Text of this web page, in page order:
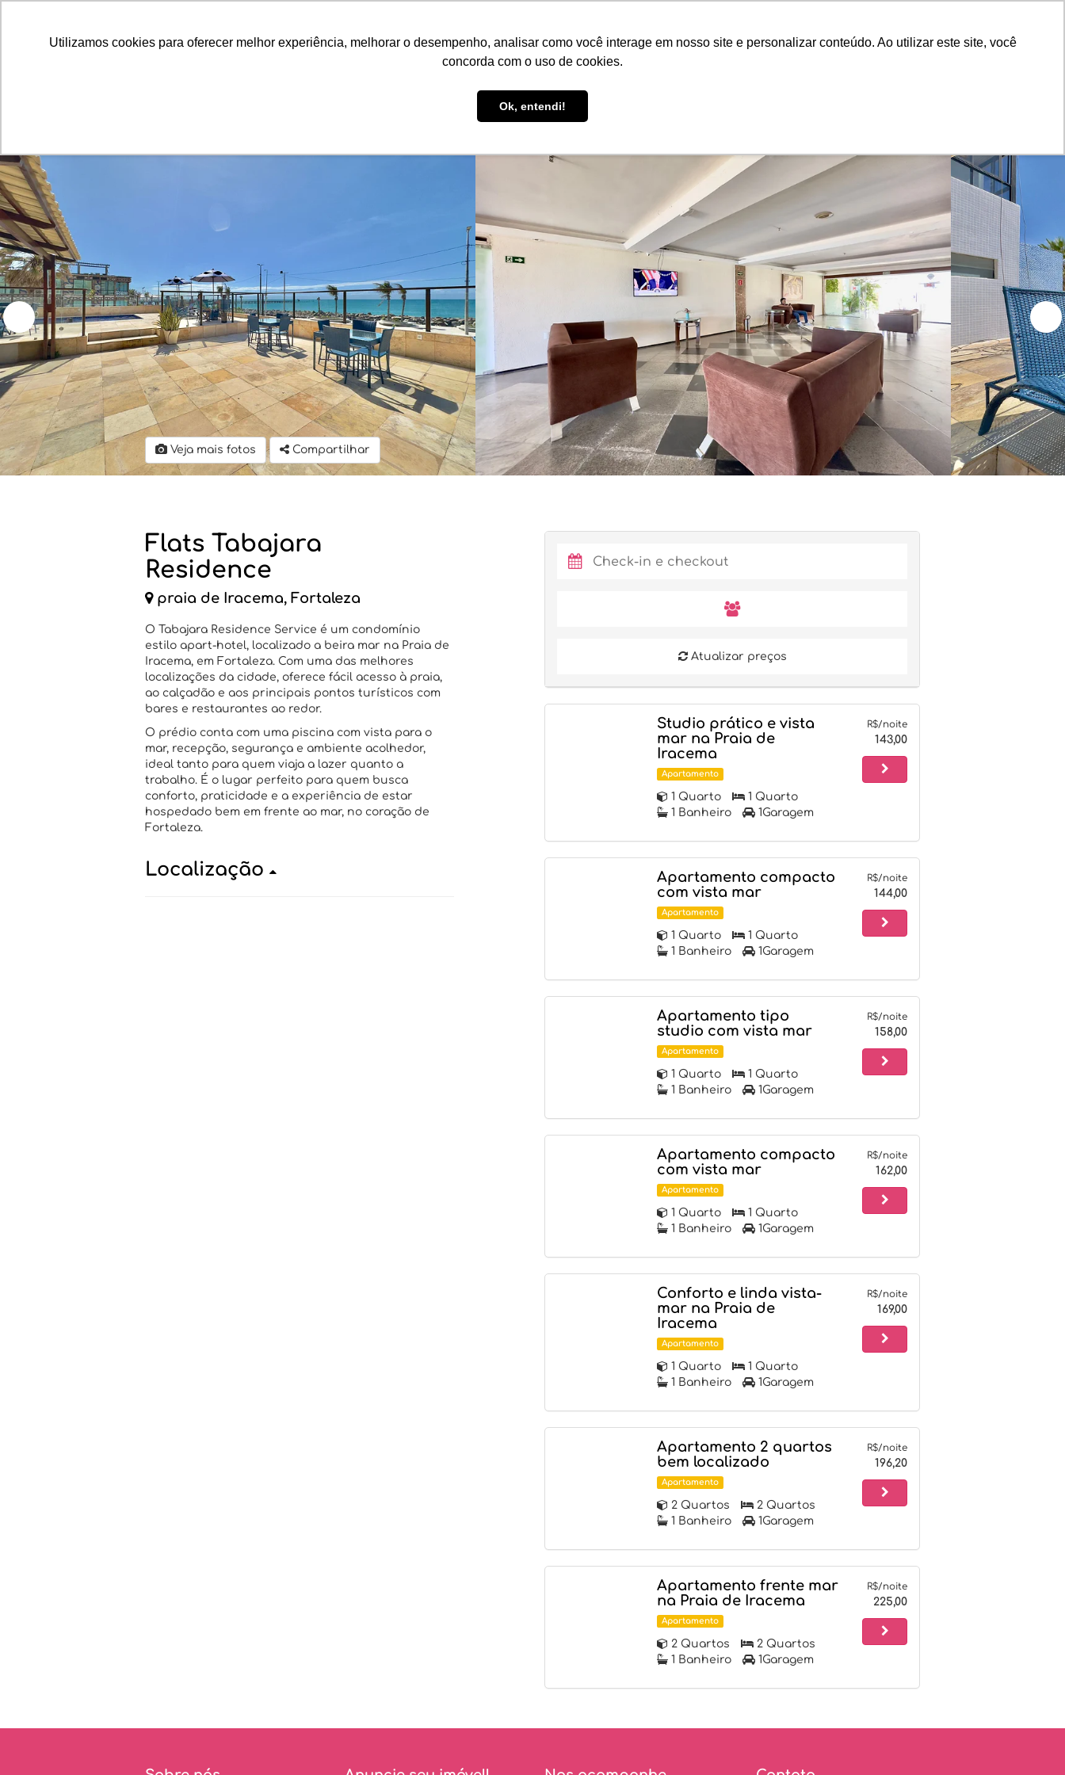
Utilizamos cookies para oferecer melhor experiência, melhorar o desempenho, analisar como você interage em nosso site e personalizar conteúdo. Ao utilizar este site, você
concorda com o uso de cookies.
Ok, entendi!
Anuncie seu imóvel! Be Guide
Veja mais fotos Compartilhar
Flats Tabajara
Residence
praia de Iracema, Fortaleza
O Tabajara Residence Service é um condomínio
estilo apart-hotel, localizado a beira mar na Praia de
Iracema, em Fortaleza. Com uma das melhores
localizações da cidade, oferece fácil acesso à praia,
ao calçadão e aos principais pontos turísticos com
bares e restaurantes ao redor.
O prédio conta com uma piscina com vista para o
mar, recepção, segurança e ambiente acolhedor,
ideal tanto para quem viaja a lazer quanto a
trabalho. É o lugar perfeito para quem busca
conforto, praticidade e a experiência de estar
hospedado bem em frente ao mar, no coração de
Fortaleza.
Localização
Atualizar preços
Studio prático e vista
mar na Praia de
Iracema
Apartamento
1 Quarto
1 Quarto
1 Banheiro
1Garagem
R$/noite
143,00
Apartamento compacto
com vista mar
Apartamento
1 Quarto
1 Quarto
1 Banheiro
1Garagem
R$/noite
144,00
Apartamento tipo
studio com vista mar
Apartamento
1 Quarto
1 Quarto
1 Banheiro
1Garagem
R$/noite
158,00
Apartamento compacto
com vista mar
Apartamento
1 Quarto
1 Quarto
1 Banheiro
1Garagem
R$/noite
162,00
Conforto e linda vista-
mar na Praia de
Iracema
Apartamento
1 Quarto
1 Quarto
1 Banheiro
1Garagem
R$/noite
169,00
Apartamento 2 quartos
bem localizado
Apartamento
2 Quartos
2 Quartos
1 Banheiro
1Garagem
R$/noite
196,20
Apartamento frente mar
na Praia de Iracema
Apartamento
2 Quartos
2 Quartos
1 Banheiro
1Garagem
R$/noite
225,00